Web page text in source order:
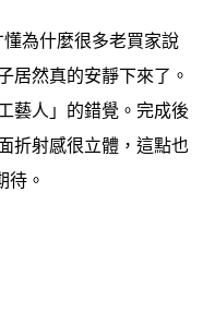
為什麼很多老買家說
居然真的安靜下來了。
藝人」的錯覺。完成後
折射感很立體，這點也
待。